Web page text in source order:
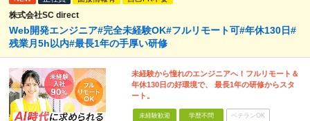
株式会社SC direct
Web開発エンジニア#完全未経験OK#フルリモート可#年休130日#
残業月5h以内#最長1年の手厚い研修
未経験から憧れのエンジニアへ！フルリモート＆
年休130日の好環境で、 最長1年の研修からスタ
ート。
未経験歓迎 学歴不問 ベテランOK